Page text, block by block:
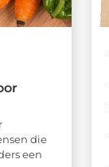
die
een